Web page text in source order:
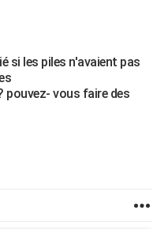
si les piles n'avaient pas
pouvez- vous faire des